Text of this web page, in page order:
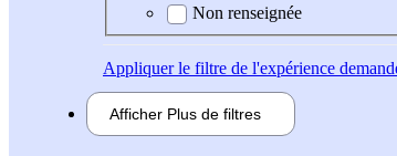
Non renseignée
Appliquerle filtre de l'expérience
Afficher Plus de filtres